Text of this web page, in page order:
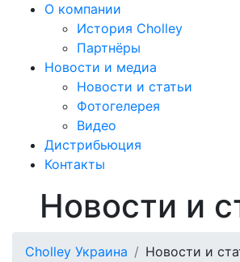
О компании
История Cholley
Партнёры
Новости и медиа
Новости и статьи
Фотогелерея
Видео
Дистрибьюция
Контакты
Новости и
Cholley Украина Новости и